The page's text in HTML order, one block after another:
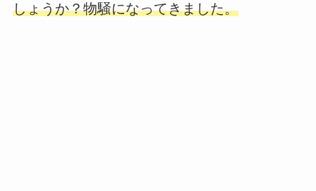
しょうか？物騒になってきました。